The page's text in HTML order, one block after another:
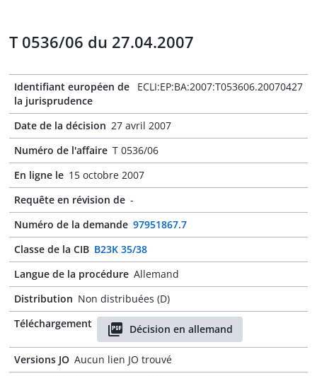
T 0536/06 du 27.04.2007
Identifiant européen de
la jurisprudence
ECLI:EP:BA:2007:T053606.20070427
Date de la décision 27 avril 2007
Numéro de l'affaire T 0536/06
En ligne le 15 octobre 2007
Requête en révision de -
Numéro de la demande 97951867.7
Classe de la CIB B23K 35/38
Langue de la procédure Allemand
Distribution Non distribuées (D)
Téléchargement
Décision en allemand
Versions JO Aucun lien JO trouvé